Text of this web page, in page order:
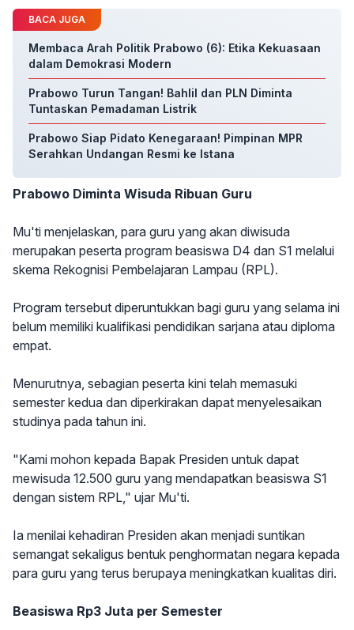
BACA JUGA
Membaca Arah Politik Prabowo (6): Etika Kekuasaan
dalam Demokrasi Modern
Prabowo Turun Tangan! Bahlil dan PLN Diminta
Tuntaskan Pemadaman Listrik
Prabowo Siap Pidato Kenegaraan! Pimpinan MPR
Serahkan Undangan Resmi ke Istana
Prabowo Diminta Wisuda Ribuan Guru
Mu'ti menjelaskan, para guru yang akan diwisuda
merupakan peserta program beasiswa D4 dan S1 melalui
skema Rekognisi Pembelajaran Lampau (RPL).
Program tersebut diperuntukkan bagi guru yang selama ini
belum memiliki kualifikasi pendidikan sarjana atau diploma
empat.
Menurutnya, sebagian peserta kini telah memasuki
semester kedua dan diperkirakan dapat menyelesaikan
studinya pada tahun ini.
"Kami mohon kepada Bapak Presiden untuk dapat
mewisuda 12.500 guru yang mendapatkan beasiswa S1
dengan sistem RPL," ujar Mu'ti.
Ia menilai kehadiran Presiden akan menjadi suntikan
semangat sekaligus bentuk penghormatan negara kepada
para guru yang terus berupaya meningkatkan kualitas diri.
Beasiswa Rp3 Juta per Semester